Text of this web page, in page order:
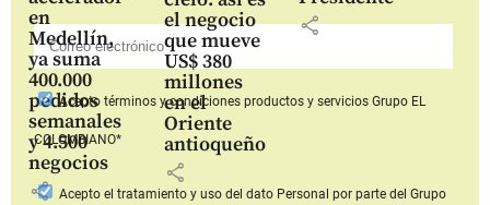
en
Medellín,
ya suma
400.000
pedidos
semanales
y 4.500
negocios
share
el negocio
que mueve
US$ 380
millones
en el
Oriente
antioqueño
share
share
Aceptotérminos y condiciones productos y serviciosGrupo EL
COLOMBIANO*
Acepto el tratamiento y uso del dato Personal por parte del Grupo